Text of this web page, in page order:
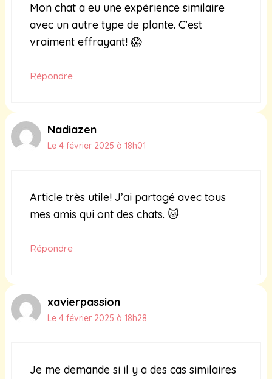
Mon chat a eu une expérience similaire
avec un autre type de plante. C’est
vraiment effrayant! 😱
Répondre
Nadiazen
Le 4 février 2025 à 18h01
Article très utile! J’ai partagé avec tous
mes amis qui ont des chats. 🐱
Répondre
xavierpassion
Le 4 février 2025 à 18h28
Je me demande si il y a des cas similaires